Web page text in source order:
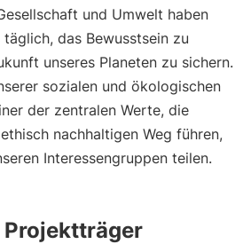
und Umwelt haben
das Bewusstsein zu
unseres Planeten zu sichern.
sozialen und ökologischen
der zentralen Werte, die
nachhaltigen Weg führen,
Interessengruppen teilen.